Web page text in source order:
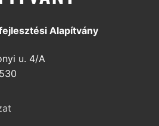
Alapítvány
u. 4/A